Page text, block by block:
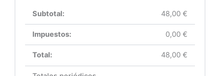
48,00€
0,00€
48,00€